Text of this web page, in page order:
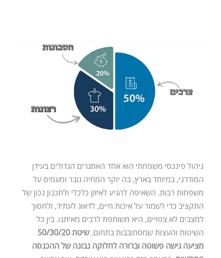
ניהול פיננסי משפחתי הוא אחד האתגרים הגדולים בעידן
המודרני, במיוחד בארץ, בה יוקר המחיה גובר ומעמיס על
משפחות רבות. השאיפה להגיע לאיזון כלכלי ולתכנון נכון של
התקציב כדי לשמור על איכות חיים, לדאוג לעתיד, ולחסוך
למצבים לא צפויים, היא משותפת לרבים מאיתנו. בין כל
השיטות והעצות שמסתובבות בתחום,
שיטת 50/30/20
מציעה גישה פשוטה וברורה לחלוקה נבונה של ההכנסה